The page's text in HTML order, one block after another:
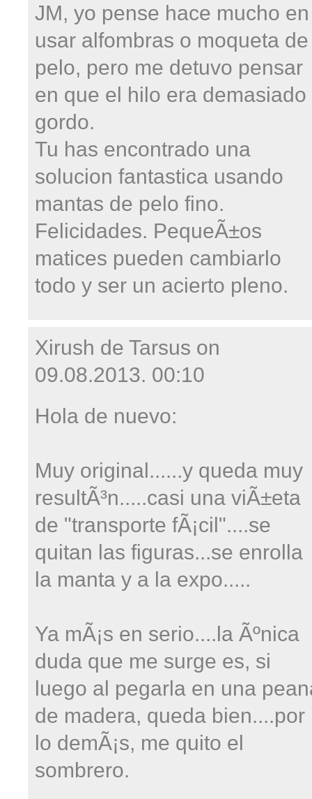
JM, yo pense hace mucho en
usar alfombras o moqueta de
pelo, pero me detuvo pensar
en que el hilo era demasiado
gordo.
Tu has encontrado una
solucion fantastica usando
mantas de pelo fino.
Felicidades. PequeÃ±os
matices pueden cambiarlo
todo y ser un acierto pleno.
Xirush de Tarsus on
09.08.2013. 00:10
Hola de nuevo:
Muy original......y queda muy
resultÃ³n.....casi una viÃ±eta
de "transporte fÃ¡cil"....se
quitan las figuras...se enrolla
la manta y a la expo.....
Ya mÃ¡s en serio....la Ãºnica
duda que me surge es, si
luego al pegarla en una
de madera, queda bien....por
lo demÃ¡s, me quito el
sombrero.